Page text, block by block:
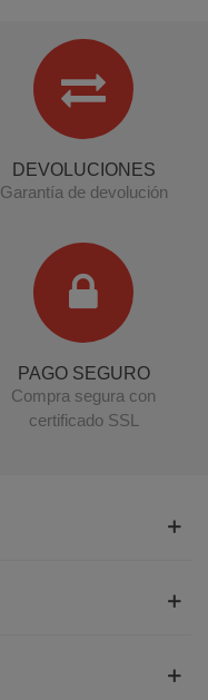
DEVOLUCIONES
Garantía de devolución
PAGO SEGURO
Compra segura con
certificado SSL